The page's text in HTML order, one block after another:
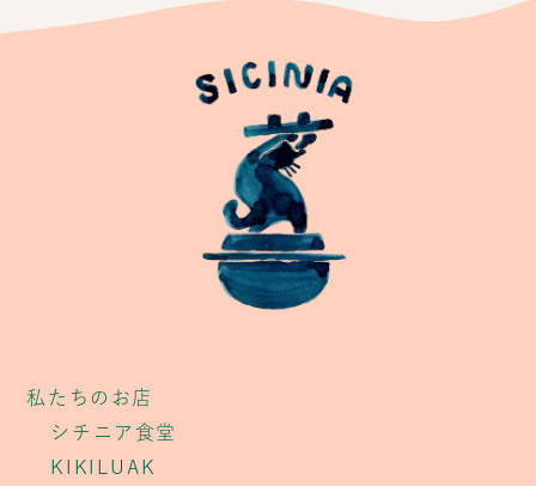
私たちのお店
シチニア食堂
KIKILUAK